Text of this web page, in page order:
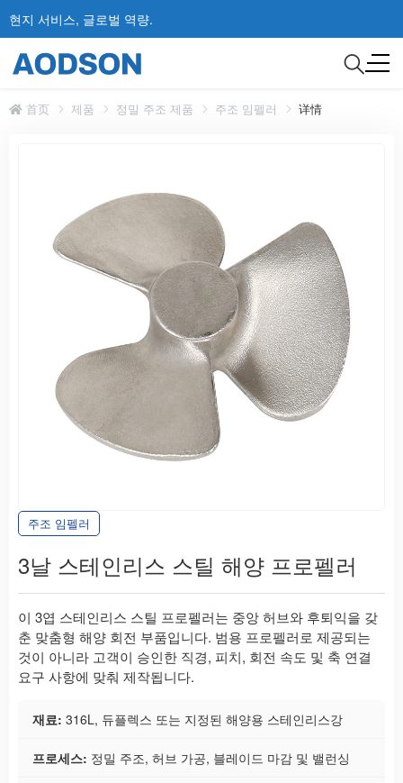
현지 서비스, 글로벌 역량.
首页 제품 정밀 주조 제품 주조 임펠러 详情
주조 임펠러
3날 스테인리스 스틸 해양 프로펠러
이 3엽 스테인리스 스틸 프로펠러는 중앙 허브와 후퇴익을 갖
춘 맞춤형 해양 회전 부품입니다. 범용 프로펠러로 제공되는
것이 아니라 고객이 승인한 직경, 피치, 회전 속도 및 축 연결
요구 사항에 맞춰 제작됩니다.
재료: 316L, 듀플렉스 또는 지정된 해양용 스테인리스강
프로세스: 정밀 주조, 허브 가공, 블레이드 마감 및 밸런싱